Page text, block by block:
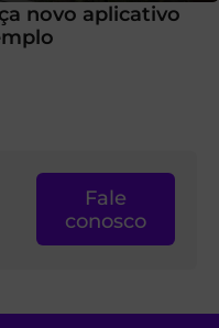
novo aplicativo
Fale
conosco